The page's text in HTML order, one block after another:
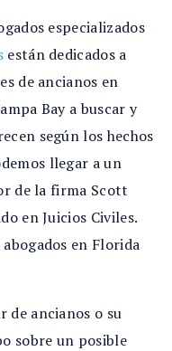
especializados
están dedicados a
de ancianos en
Bay a buscar y
según los hechos
llegar a un
de la firma Scott
en Juicios Civiles.
en Florida
de ancianos o su
sobre un posible